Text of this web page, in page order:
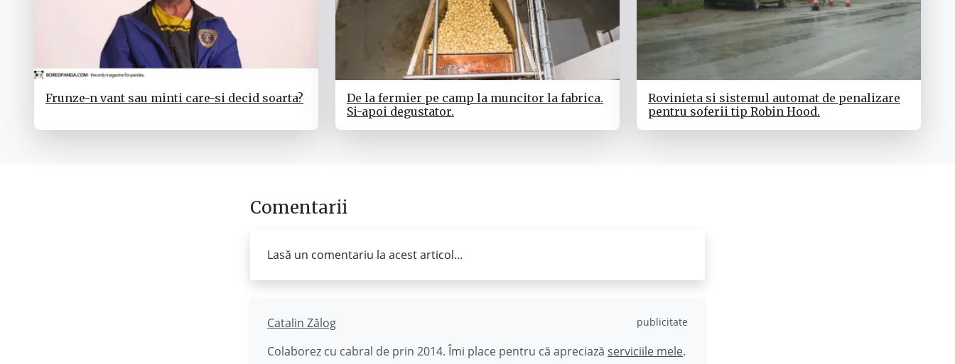
Frunze-n vant sau minti care-si decid soarta?
De la fermier pe camp la muncitor la fabrica.
Si-apoi degustator.
Rovinieta si sistemul automat de penalizare
pentru soferii tip Robin Hood.
Comentarii
Lasă un comentariu la acest articol...
Catalin Zălog publicitate
Colaborez cu cabral de prin 2014. Îmi place pentru că apreciază serviciile mele.